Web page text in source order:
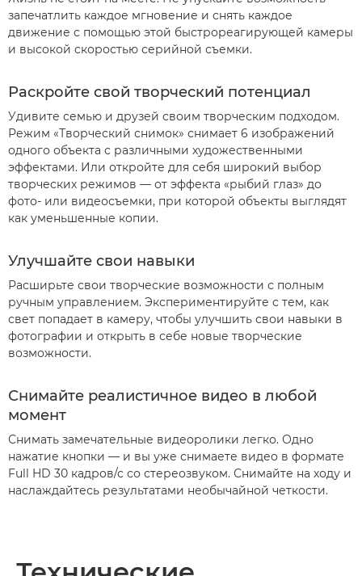
запечатлить каждое мгновение и снять каждое
движение с помощью этой быстрореагирующей камеры
и высокой скоростью серийной съемки.
Раскройте свой творческий потенциал
Удивите семью и друзей своим творческим подходом.
Режим «Творческий снимок» снимает 6 изображений
одного объекта с различными художественными
эффектами. Или откройте для себя широкий выбор
творческих режимов — от эффекта «рыбий глаз» до
фото- или видеосъемки, при которой объекты выглядят
как уменьшенные копии.
Улучшайте свои навыки
Расширьте свои творческие возможности с полным
ручным управлением. Экспериментируйте с тем, как
свет попадает в камеру, чтобы улучшить свои навыки в
фотографии и открыть в себе новые творческие
возможности.
Снимайте реалистичное видео в любой
момент
Снимать замечательные видеоролики легко. Одно
нажатие кнопки — и вы уже снимаете видео в формате
Full HD 30 кадров/с со стереозвуком. Снимайте на ходу и
наслаждайтесь результатами необычайной четкости.